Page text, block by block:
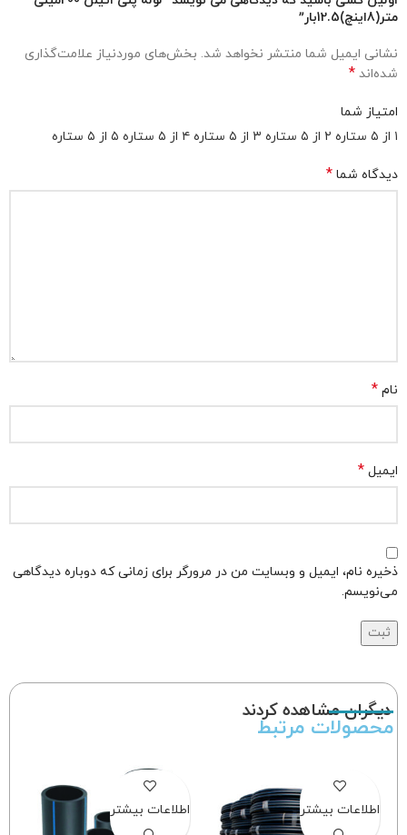
متر(8اینچ)12.5بار”
نشانی ایمیل شما منتشر نخواهد شد. بخش‌های موردنیاز علامت‌گذاری
شده‌اند *
امتیاز شما
۱ از ۵ ستاره
۲ از ۵ ستاره ۳ از ۵ ستاره ۴ از ۵ ستاره ۵ از ۵ ستاره
دیدگاه شما *
نام *
ایمیل *
ذخیره نام، ایمیل و وبسایت من در مرورگر برای زمانی که دوباره دیدگاهی
می‌نویسم.
دیگران مشاهده کردند
محصولات مرتبط
اطلاعات بیشتر اطلاعات بیشتر